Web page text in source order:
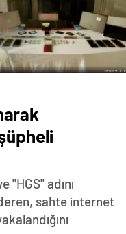
"HGS" adını
sahte internet